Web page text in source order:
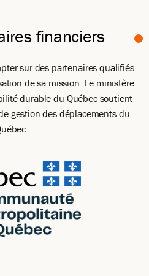
financiers
sur des partenaires qualifiés
de sa mission. Le ministère
durable du Québec soutient
gestion des déplacements du